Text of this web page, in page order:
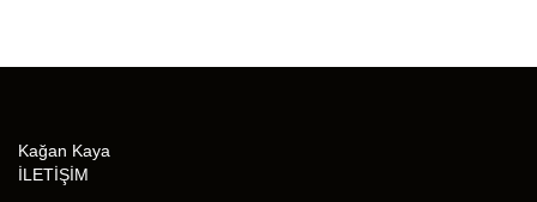
Kağan Kaya
İLETİŞİM